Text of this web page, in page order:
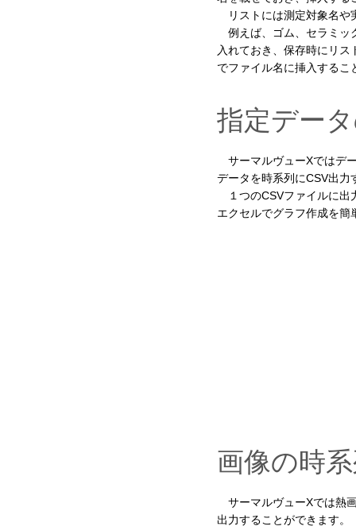
リストには測定対象名や
例えば、ゴム、セラミッ
入れておき、保存時にリ
でファイル名に挿入するこ
指定デー
サーマルヴューXではデ
データを時系列にCSV出力
１つのCSVファイルに出
エクセルでグラフ作成を簡
画像の時
サーマルヴューXでは熱
出力することができます。